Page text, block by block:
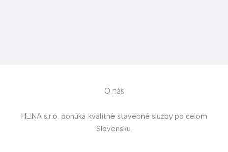
O nás
HLINA s.r.o. ponúka kvalitné stavebné služby po celom
Slovensku.